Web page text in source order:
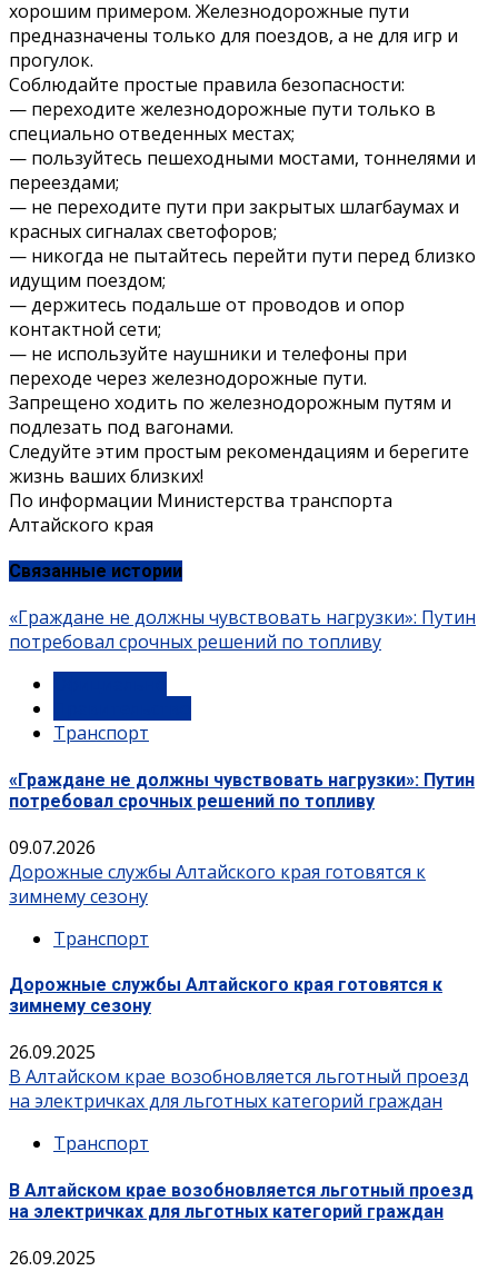
хорошим примером. Железнодорожные пути
предназначены только для поездов, а не для игр и
прогулок.
Соблюдайте простые правила безопасности:
— переходите железнодорожные пути только в
специально отведенных местах;
— пользуйтесь пешеходными мостами, тоннелями и
переездами;
— не переходите пути при закрытых шлагбаумах и
красных сигналах светофоров;
— никогда не пытайтесь перейти пути перед близко
идущим поездом;
— держитесь подальше от проводов и опор
контактной сети;
— не используйте наушники и телефоны при
переходе через железнодорожные пути.
Запрещено ходить по железнодорожным путям и
подлезать под вагонами.
Следуйте этим простым рекомендациям и берегите
жизнь ваших близких!
По информации Министерства транспорта
Алтайского края
Связанные истории
«Граждане не должны чувствовать нагрузки»: Путин
потребовал срочных решений по топливу
Транспорт
«Граждане не должны чувствовать нагрузки»: Путин
потребовал срочных решений по топливу
09.07.2026
Дорожные службы Алтайского края готовятся к
зимнему сезону
Транспорт
Дорожные службы Алтайского края готовятся к
зимнему сезону
26.09.2025
В Алтайском крае возобновляется льготный проезд
на электричках для льготных категорий граждан
Транспорт
В Алтайском крае возобновляется льготный проезд
на электричках для льготных категорий граждан
26.09.2025